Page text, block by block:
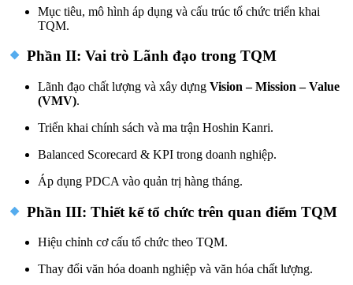
Mục tiêu, mô hình áp dụng và cấu trúc tổ chức triển khai
TQM.
Phần II: Vai trò Lãnh đạo trong TQM
Lãnh đạo chất lượng và xây dựng Vision – Mission – Value
(VMV).
Triển khai chính sách và ma trận Hoshin Kanri.
Balanced Scorecard & KPI trong doanh nghiệp.
Áp dụng PDCA vào quản trị hàng tháng.
Phần III: Thiết kế tổ chức trên quan điểm TQM
Hiệu chỉnh cơ cấu tổ chức theo TQM.
Thay đổi văn hóa doanh nghiệp và văn hóa chất lượng.